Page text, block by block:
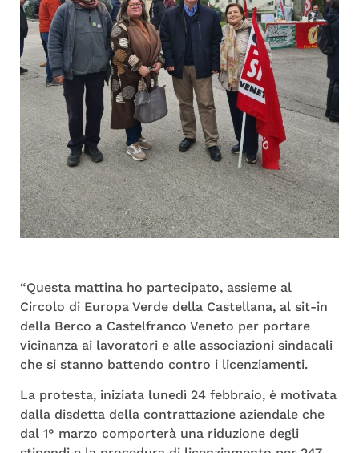
“Questa mattina ho partecipato, assieme al
Circolo di Europa Verde della Castellana, al sit-in
della Berco a Castelfranco Veneto per portare
vicinanza ai lavoratori e alle associazioni sindacali
che si stanno battendo contro i licenziamenti.
La protesta, iniziata lunedì 24 febbraio, è motivata
dalla disdetta della contrattazione aziendale che
dal 1° marzo comporterà una riduzione degli